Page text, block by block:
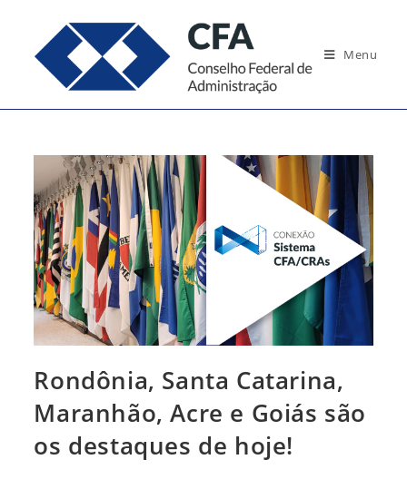
conteúdo
Menu
Rondônia, Santa Catarina,
Maranhão, Acre e Goiás são
os destaques de hoje!